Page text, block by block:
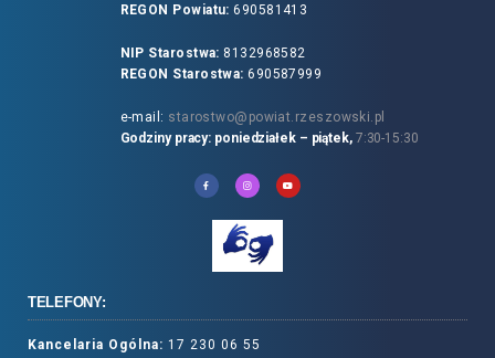
REGON Powiatu: 690581413
NIP Starostwa: 8132968582
REGON Starostwa: 690587999
e-mail: starostwo@powiat.rzeszowski.pl
Godziny pracy: poniedziałek – piątek, 7:30-15:30
TELEFONY:
Kancelaria Ogólna: 17 230 06 55